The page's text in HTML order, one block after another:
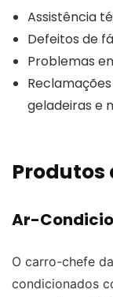
Assistência
Defeitos de
Problemas
geladeiras e
Produtos
Ar-
O carro-chefe
condicionados